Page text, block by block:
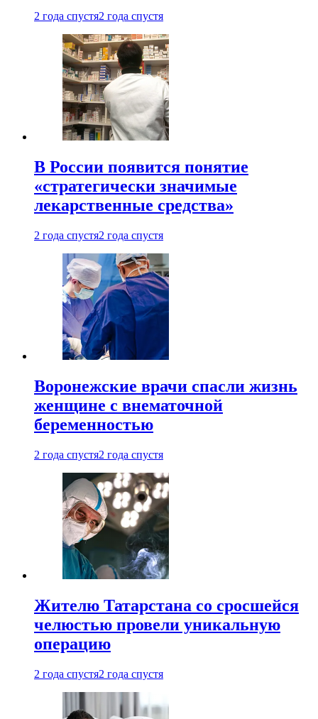
2 года спустя2 года спустя
В России появится понятие
«стратегически значимые
лекарственные средства»
2 года спустя2 года спустя
Воронежские врачи спасли жизнь
женщине с внематочной
беременностью
2 года спустя2 года спустя
Жителю Татарстана со сросшейся
челюстью провели уникальную
операцию
2 года спустя2 года спустя